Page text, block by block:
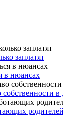
заплатят
в нюансах
собственности
родителей